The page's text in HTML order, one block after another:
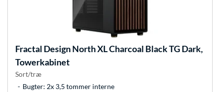
Fractal DesignNorth XL Charcoal Black TG Dark,
Towerkabinet
Sort/træ
Bugter: 2x 3,5 tommer interne